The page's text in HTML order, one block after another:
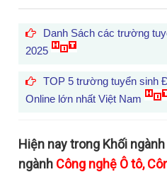
Danh Sách các trường
2025
TOP 5 trường tuyển sinh
Online lớn nhất Việt Nam
Hiện nay trong Khối
ngành Công nghệ Ô tô,